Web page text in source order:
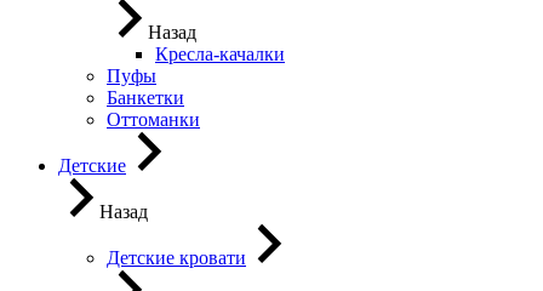
Назад
Кресла-качалки
Пуфы
Банкетки
Оттоманки
Детские
Назад
Детские кровати